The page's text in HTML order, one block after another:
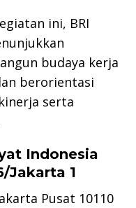
ini, BRI
budaya kerja
berorientasi
serta
Indonesia
Jakarta 1
Pusat 10110